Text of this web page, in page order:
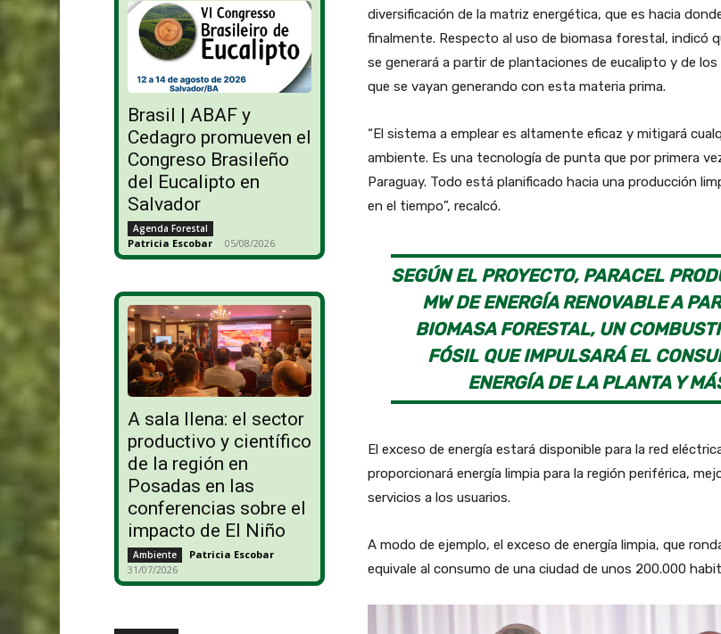
Brasil | ABAF y
Cedagro promueven el
Congreso Brasileño
del Eucalipto en
Salvador
Agenda Forestal
Patricia Escobar - 05/08/2026
A sala llena: el sector
productivo y científico
de la región en
Posadas en las
conferencias sobre el
impacto de El Niño
Ambiente Patricia Escobar -
31/07/2026
diversificación de la matriz energética, que es hacia
finalmente. Respecto al uso de biomasa forestal, indicó
se generará a partir de plantaciones de eucalipto y de
que se vayan generando con esta materia prima.
“El sistema a emplear es altamente eficaz y mitigará
ambiente. Es una tecnología de punta que por primera
Paraguay. Todo está planificado hacia una producción
en el tiempo”, recalcó.
SEGÚN EL PROYECTO, PARACEL
MW DE ENERGÍA RENOVABLE A
BIOMASA FORESTAL, UN
FÓSIL QUE IMPULSARÁ EL
ENERGÍA DE LA PLANTA Y
El exceso de energía estará disponible para la red
proporcionará energía limpia para la región periférica,
servicios a los usuarios.
A modo de ejemplo, el exceso de energía limpia, que
equivale al consumo de una ciudad de unos 200.000